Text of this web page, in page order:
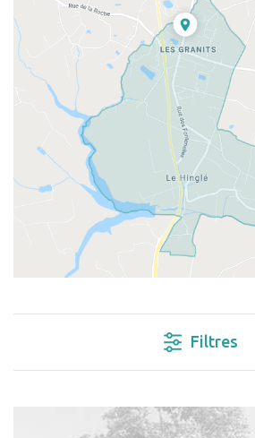
Filtres